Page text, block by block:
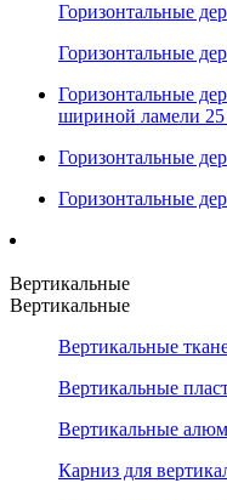
Горизонтальные
Горизонтальные
Горизонтальные
шириной ламели
Горизонтальные
Горизонтальные
Вертикальные
Вертикальные
Вертикальные
Вертикальные
Вертикальные
Карниз для